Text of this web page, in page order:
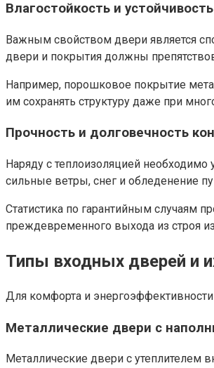
Влагостойкость и
Важным свойством двери является
двери и покрытия должны
Например, порошковое покрытие
им сохранять структуру даже при
Прочность и долговечность
Наряду с теплоизоляцией
сильные ветры, снег и обледенение
Статистика по гарантийным случаям
преждевременного выхода из строя
Типы входных дверей и
Для комфорта и
Металлические двери с
Металлические двери с утеплителем